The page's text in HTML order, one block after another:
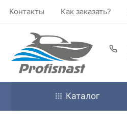
Контакты Как заказать?
Каталог